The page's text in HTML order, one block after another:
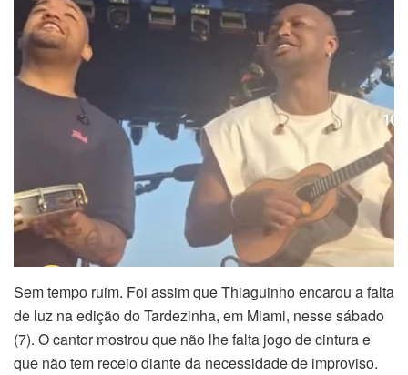
Sem tempo ruim. Foi assim que Thiaguinho encarou a falta
de luz na edição do Tardezinha, em Miami, nesse sábado
(7). O cantor mostrou que não lhe falta jogo de cintura e
que não tem receio diante da necessidade de improviso.